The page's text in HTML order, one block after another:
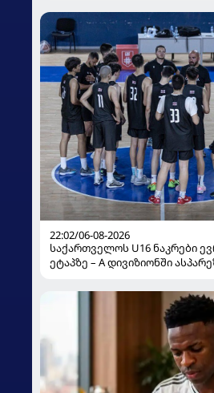
22:02/06-08-2026
საქართველოს U16 ნაკრები
ეტაპზე – A დივიზიონში